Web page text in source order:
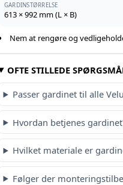
GARDINSTØRRELSE
613 × 992 mm (L × B)
Nem at rengøre og
OFTE STILLEDE
Passer gardinet til alle
Hvordan betjenes
Hvilket materiale er
Følger der